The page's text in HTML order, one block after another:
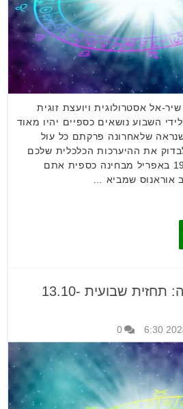
אל אסטרולוגית ויועצת זוגית
השבוע נושאים כספיים יהיו מאוד
שלאחרונה פרקתם כל עול
את ההיערכות הכלכלית שלכם
מחדש. טלה 21 במרץ עד 19 באפריל מבחינה כספית אתם
אוראנוס שמביא …
הורוסקופ/אסטרולוגיה: תחזית שבועית 13.10-
0